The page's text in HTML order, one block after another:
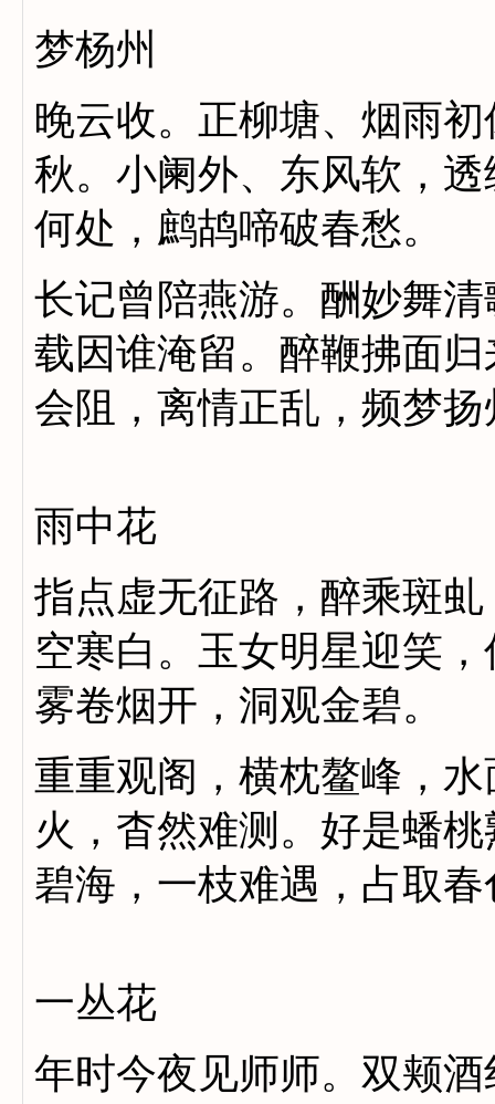
梦杨州
晚云收。正柳塘、烟雨
秋。小阑外、东风软，
何处，鹧鸪啼破春愁。
长记曾陪燕游。酬妙舞
载因谁淹留。醉鞭拂面
会阻，离情正乱，频梦扬
雨中花
指点虚无征路，醉乘斑
空寒白。玉女明星迎笑
雾卷烟开，洞观金碧。
重重观阁，横枕鳌峰，
火，杳然难测。好是蟠
碧海，一枝难遇，占取春
一丛花
年时今夜见师师。双颊